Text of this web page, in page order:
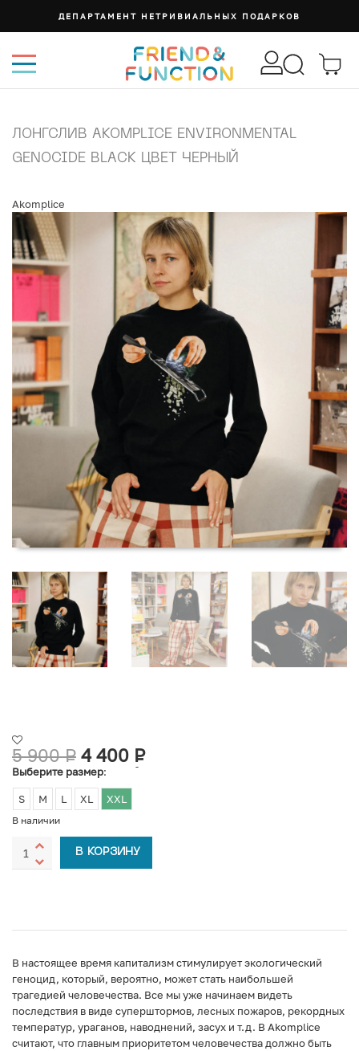
ДЕПАРТАМЕНТ НЕТРИВИАЛЬНЫХ ПОДАРКОВ
ЛОНГСЛИВ AKOMPLICE ENVIRONMENTAL
GENOCIDE BLACK ЦВЕТ ЧЕРНЫЙ
Akomplice
5 900Р
УБ.
4 400 Р
УБ.
Выберите размер:
S M L XL XXL
В наличии
В КОРЗИНУ
В настоящее время капитализм стимулирует экологический
геноцид, который, вероятно, может стать наибольшей
трагедией человечества. Все мы уже начинаем видеть
последствия в виде суперштормов, лесных пожаров, рекордных
температур, ураганов, наводнений, засух и т.д. В Akomplice
считают, что главным приоритетом человечества должно быть